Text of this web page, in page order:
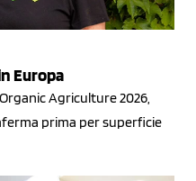
Europa
Agriculture 2026,
prima per superficie